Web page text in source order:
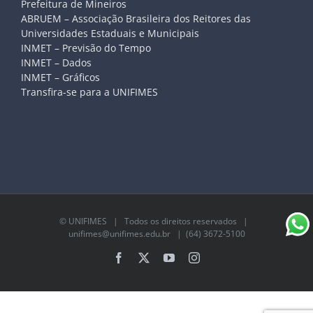
Prefeitura de Mineiros
ABRUEM – Associação Brasileira dos Reitores das
Universidades Estaduais e Municipais
INMET – Previsão do Tempo
INMET – Dados
INMET – Gráficos
Transfira-se para a UNIFIMES
© UNIFIMES | Todos os direitos reservados |
unifimes@unifimes.edu.br| (64) 3672-5100
Facebook YouTubeInstagram